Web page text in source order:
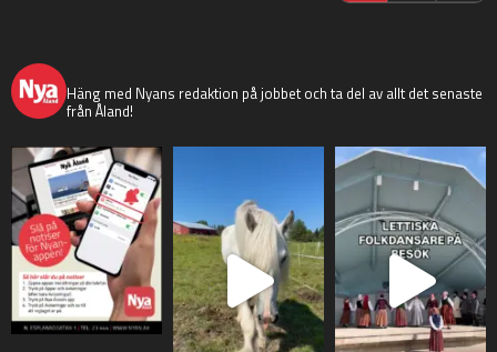
Häng med Nyans redaktion på jobbet och ta del av allt det senaste
från Åland!